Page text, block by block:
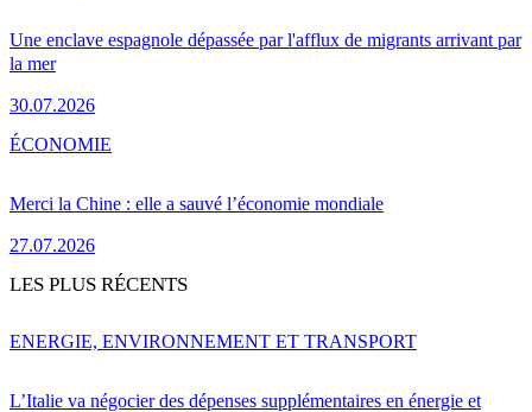
Une enclave espagnole dépassée par l'afflux de migrants arrivant par
la mer
30.07.2026
Merci la Chine : elle a sauvé l’économie mondiale
27.07.2026
ÉCONOMIE
LES PLUS RÉCENTS
L’Italie va négocier des dépenses supplémentaires en énergie et
ENERGIE, ENVIRONNEMENT ET TRANSPORT